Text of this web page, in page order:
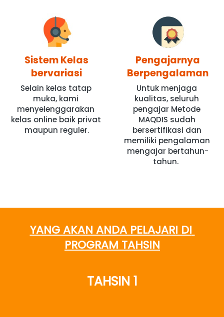
Sistem Kelas
bervariasi
Selain kelas tatap
muka, kami
menyelenggarakan
kelas online baik privat
maupun reguler.
Pengajarnya
Berpengalaman
Untuk menjaga
kualitas, seluruh
pengajar Metode
MAQDIS sudah
bersertifikasi dan
memiliki pengalaman
mengajar bertahun-
tahun.
YANG AKAN ANDA PELAJARI DI
PROGRAM TAHSIN
TAHSIN 1